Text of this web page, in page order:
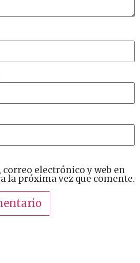
correo electrónico y web en
la próxima vez que comente.